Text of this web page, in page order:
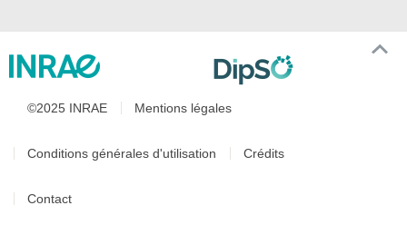
©2025 INRAE Mentions légales
Conditions générales d'utilisation Crédits
Contact